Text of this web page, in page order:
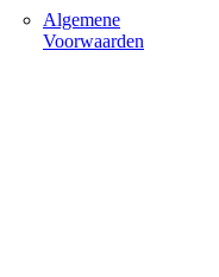
Algemene
Voorwaarden